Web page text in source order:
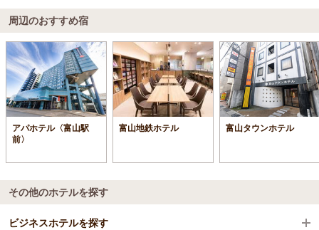
周辺のおすすめ宿
アパホテル〈富山駅
前〉
富山地鉄ホテル 富山タウンホテル
その他のホテルを探す
ビジネスホテルを探す